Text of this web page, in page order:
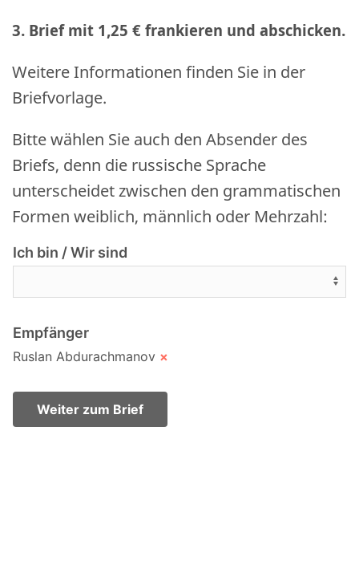
3. Brief mit 1,25 € frankieren und abschicken.
Weitere Informationen finden Sie in der
Briefvorlage.
Bitte wählen Sie auch den Absender des
Briefs, denn die russische Sprache
unterscheidet zwischen den grammatischen
Formen weiblich, männlich oder Mehrzahl:
Ich bin / Wir sind
Empfänger
Ruslan Abdurachmanov ×
Weiter zum Brief